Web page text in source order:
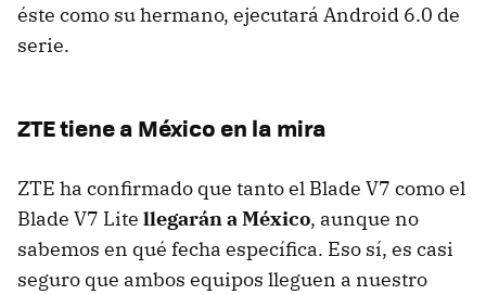
éste como su hermano, ejecutará Android 6.0 de
serie.
ZTE tiene a México en la mira
ZTE ha confirmado que tanto el Blade V7 como el
Blade V7 Lite llegarán a México, aunque no
sabemos en qué fecha específica. Eso sí, es casi
seguro que ambos equipos lleguen a nuestro